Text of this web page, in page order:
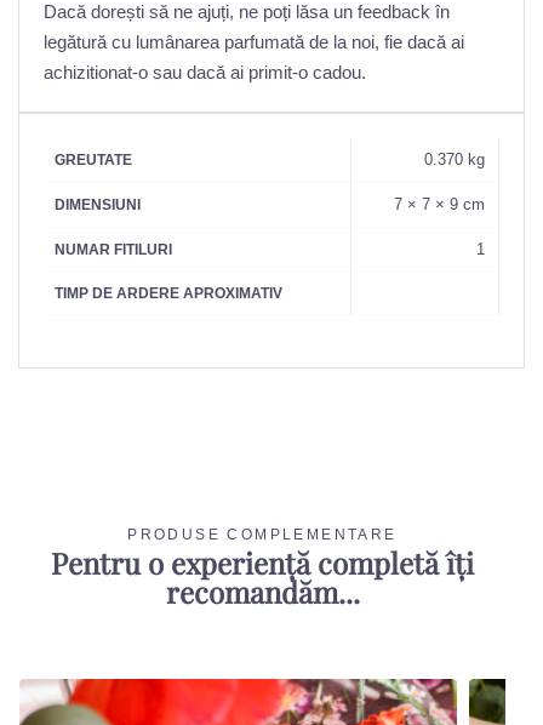
Dacă dorești să ne ajuți, ne poți lăsa un feedback în
legătură cu lumânarea parfumată de la noi, fie dacă ai
achizitionat-o sau dacă ai primit-o cadou.
GREUTATE 0.370 kg
DIMENSIUNI 7 × 7 × 9 cm
NUMAR FITILURI 1
TIMP DE ARDERE APROXIMATIV
PRODUSE COMPLEMENTARE
Pentru o experiență completă îți
recomandăm...